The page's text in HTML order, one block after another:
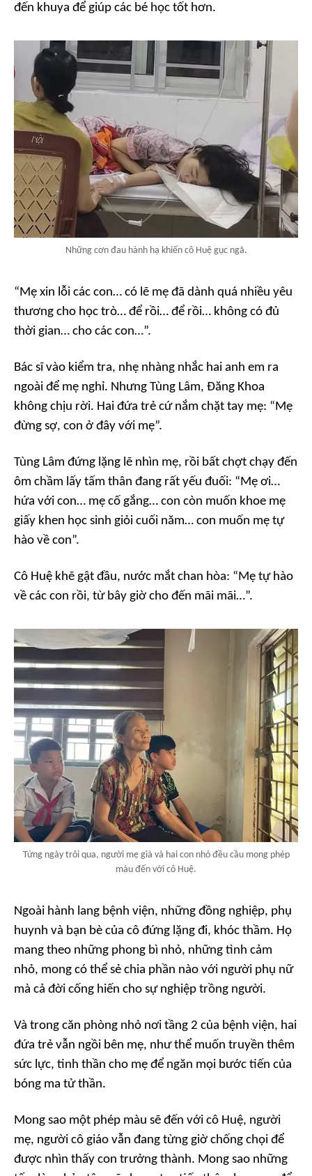
đến khuya để giúp các bé học tốt hơn.
Những cơn đau hành hạ khiến cô Huệ gục ngã.
“Mẹ xin lỗi các con… có lẽ mẹ đã dành quá nhiều yêu
thương cho học trò… để rồi… để rồi… không có đủ
thời gian… cho các con…”.
Bác sĩ vào kiểm tra, nhẹ nhàng nhắc hai anh em ra
ngoài để mẹ nghỉ. Nhưng Tùng Lâm, Đăng Khoa
không chịu rời. Hai đứa trẻ cứ nắm chặt tay mẹ: “Mẹ
đừng sợ, con ở đây với mẹ”.
Tùng Lâm đứng lặng lẽ nhìn mẹ, rồi bất chợt chạy đến
ôm chầm lấy tấm thân đang rất yếu đuối: “Mẹ ơi…
hứa với con… mẹ cố gắng… con còn muốn khoe mẹ
giấy khen học sinh giỏi cuối năm… con muốn mẹ tự
hào về con”.
Cô Huệ khẽ gật đầu, nước mắt chan hòa: “Mẹ tự hào
về các con rồi, từ bây giờ cho đến mãi mãi…”.
Từng ngày trôi qua, người mẹ già và hai con nhỏ đều cầu mong phép
màu đến với cô Huệ.
Ngoài hành lang bệnh viện, những đồng nghiệp, phụ
huynh và bạn bè của cô đứng lặng đi, khóc thầm. Họ
mang theo những phong bì nhỏ, những tình cảm
nhỏ, mong có thể sẻ chia phần nào với người phụ nữ
mà cả đời cống hiến cho sự nghiệp trồng người.
Và trong căn phòng nhỏ nơi tầng 2 của bệnh viện, hai
đứa trẻ vẫn ngồi bên mẹ, như thể muốn truyền thêm
sức lực, tinh thần cho mẹ để ngăn mọi bước tiến của
bóng ma tử thần.
Mong sao một phép màu sẽ đến với cô Huệ, người
mẹ, người cô giáo vẫn đang từng giờ chống chọi để
được nhìn thấy con trưởng thành. Mong sao những